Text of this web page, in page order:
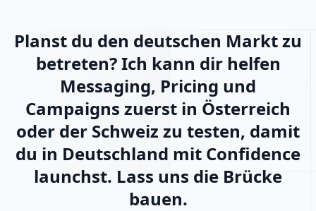
Planst du den deutschen Markt zu
betreten? Ich kann dir helfen
Messaging, Pricing und
Campaigns zuerst in Österreich
oder der Schweiz zu testen, damit
du in Deutschland mit Confidence
launchst. Lass uns die Brücke
bauen.